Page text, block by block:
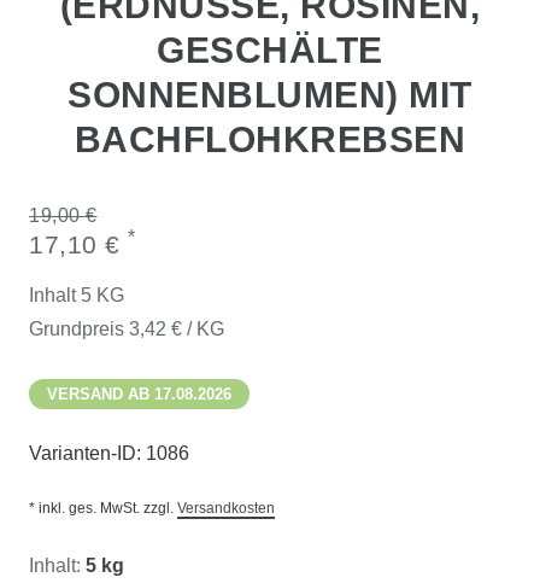
GESCHÄLTE
SONNENBLUMEN) MIT
BACHFLOHKREBSEN
19,00 €
17,10 € *
Inhalt 5 KG
Grundpreis 3,42 € / KG
VERSAND AB 17.08.2026
Varianten-ID: 1086
* inkl. ges. MwSt. zzgl. Versandkosten
Inhalt: 5 kg